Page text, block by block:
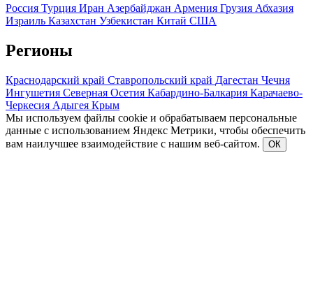
Россия Турция Иран Азербайджан Армения Грузия Абхазия
Израиль Казахстан Узбекистан Китай США
Регионы
Краснодарский край Ставропольский край Дагестан Чечня
Ингушетия Северная Осетия Кабардино-Балкария Карачаево-
Черкесия Адыгея Крым
Мы используем файлы cookie и обрабатываем персональные
данные с использованием Яндекс Метрики, чтобы обеспечить
вам наилучшее взаимодействие с нашим веб-сайтом.
ОК